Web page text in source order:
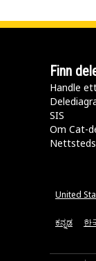
Finn
Handle
SIS
Om Cat-
United
ಕನ್ನಡ 한